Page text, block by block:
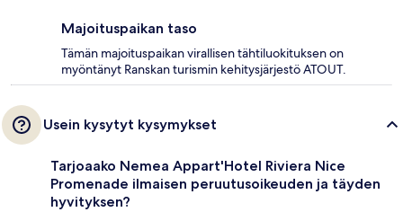
Majoituspaikan taso
Tämän majoituspaikan virallisen tähtiluokituksen on
myöntänyt Ranskan turismin kehitysjärjestö ATOUT.
Usein kysytyt kysymykset
Tarjoaako Nemea Appart'Hotel Riviera Nice
Promenade ilmaisen peruutusoikeuden ja täyden
hyvityksen?